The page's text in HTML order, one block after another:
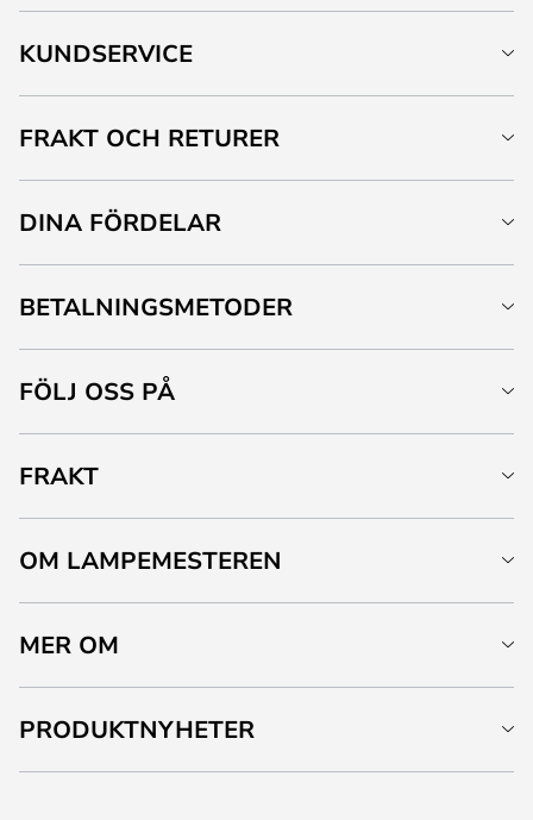
KUNDSERVICE
FRAKT OCH RETURER
DINA FÖRDELAR
BETALNINGSMETODER
FÖLJ OSS PÅ
FRAKT
OM LAMPEMESTEREN
MER OM
PRODUKTNYHETER